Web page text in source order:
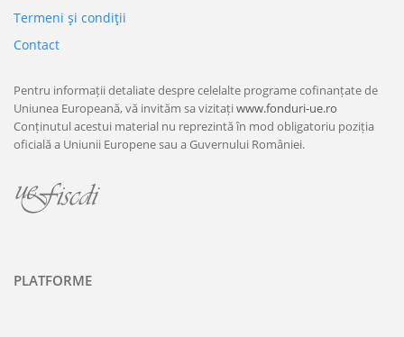
Termeni şi condiţii
Contact
Pentru informații detaliate despre celelalte programe cofinanțate de
Uniunea Europeană, vă invităm sa vizitațiwww.fonduri-ue.ro
Conținutul acestui material nu reprezintă în mod obligatoriu poziția
oficială a Uniunii Europene sau a Guvernului României.
PLATFORME